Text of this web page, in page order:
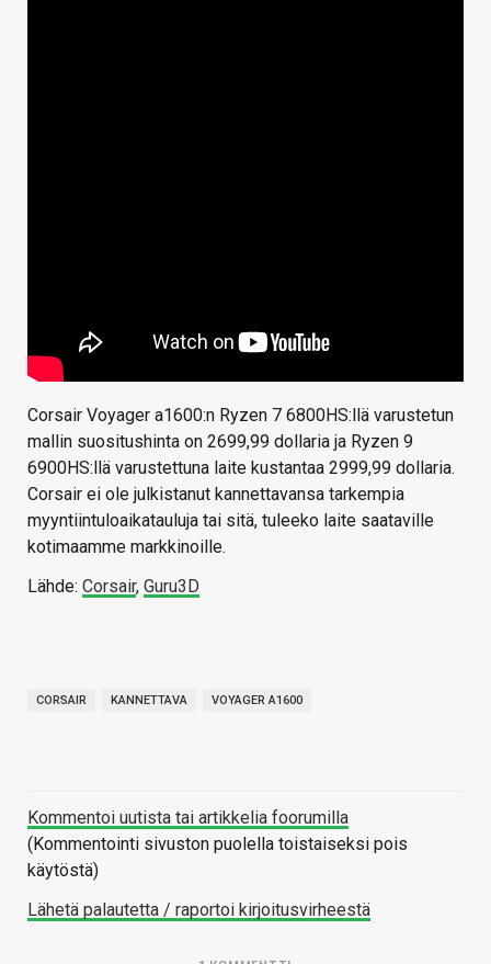
Corsair Voyager a1600:n Ryzen 7 6800HS:llä varustetun
mallin suositushinta on 2699,99 dollaria ja Ryzen 9
6900HS:llä varustettuna laite kustantaa 2999,99 dollaria.
Corsair ei ole julkistanut kannettavansa tarkempia
myyntiintuloaikatauluja tai sitä, tuleeko laite saataville
kotimaamme markkinoille.
Lähde: Corsair, Guru3D
CORSAIR KANNETTAVA VOYAGER A1600
Kommentoi uutista tai artikkelia foorumilla
(Kommentointi sivuston puolella toistaiseksi pois
käytöstä)
Lähetä palautetta / raportoi kirjoitusvirheestä